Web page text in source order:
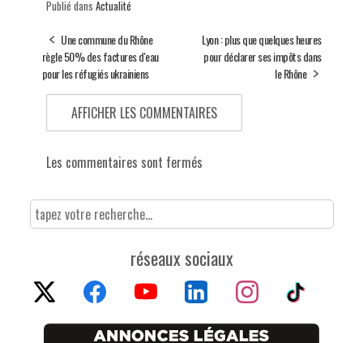
Publié dans Actualité
Une commune du Rhône
règle 50% des factures d'eau
pour les réfugiés ukrainiens
Lyon : plus que quelques heures
pour déclarer ses impôts dans
le Rhône
AFFICHER LES COMMENTAIRES
Les commentaires sont fermés
réseaux sociaux